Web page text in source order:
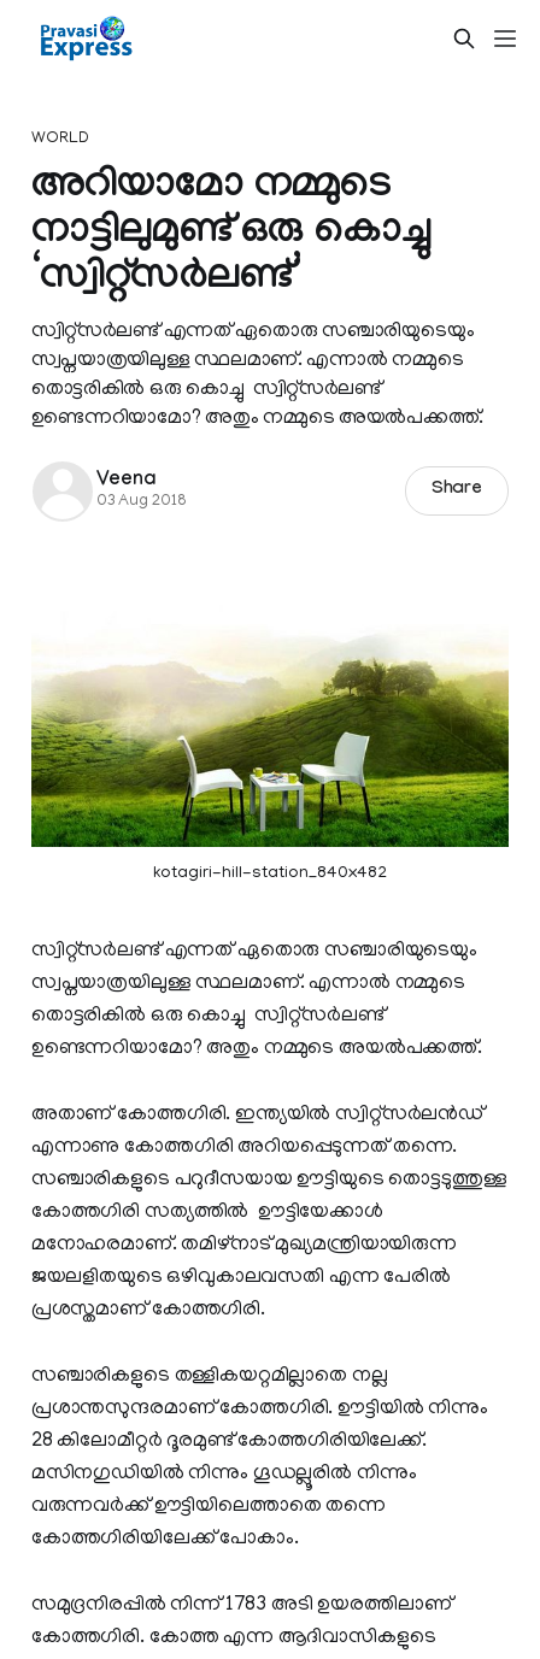
WORLD
അറിയാമോ നമ്മുടെ
നാട്ടിലുമുണ്ട് ഒരു കൊച്ചു
‘സ്വിറ്റ്സർലണ്ട്’
സ്വിറ്റ്സർലണ്ട് എന്നത് ഏതൊരു സഞ്ചാരിയുടെയും
സ്വപ്നയാത്രയിലുള്ള സ്ഥലമാണ്. എന്നാല്‍ നമ്മുടെ
തൊട്ടരികില്‍ ഒരു കൊച്ചു സ്വിറ്റ്സർലണ്ട്
ഉണ്ടെന്നറിയാമോ? അതും നമ്മുടെ അയല്‍പക്കത്ത്.
Veena
03 Aug 2018
Share
kotagiri-hill-station_840x482
സ്വിറ്റ്സർലണ്ട് എന്നത് ഏതൊരു സഞ്ചാരിയുടെയും
സ്വപ്നയാത്രയിലുള്ള സ്ഥലമാണ്. എന്നാല്‍ നമ്മുടെ
തൊട്ടരികില്‍ ഒരു കൊച്ചു സ്വിറ്റ്സർലണ്ട്
ഉണ്ടെന്നറിയാമോ? അതും നമ്മുടെ അയല്‍പക്കത്ത്.
അതാണ്‌ കോത്തഗിരി. ഇന്ത്യയിൽ സ്വിറ്റ്‌സർലൻഡ്
എന്നാണു കോത്തഗിരി അറിയപ്പെടുന്നത് തന്നെ.
സഞ്ചാരികളുടെ പറുദീസയായ ഊട്ടിയുടെ തൊട്ടടുത്തുള്ള
കോത്തഗിരി സത്യത്തില്‍ ഊട്ടിയേക്കാള്‍
മനോഹരമാണ്. തമിഴ്നാട് മുഖ്യമന്ത്രിയായിരുന്ന
ജയലളിതയുടെ ഒഴിവുകാലവസതി എന്ന പേരില്‍
പ്രശസ്തമാണ് കോത്തഗിരി.
സഞ്ചാരികളുടെ തള്ളികയറ്റമില്ലാതെ നല്ല
പ്രശാന്തസുന്ദരമാണ് കോത്തഗിരി. ഊട്ടിയില്‍ നിന്നും
28 കിലോമീറ്റര്‍ ദൂരമുണ്ട് കോത്തഗിരിയിലേക്ക്.
മസിനഗുഡിയില്‍ നിന്നും ഗൂഡല്ലൂരില്‍ നിന്നും
വരുന്നവര്‍ക്ക് ഊട്ടിയിലെത്താതെ തന്നെ
കോത്തഗിരിയിലേക്ക് പോകാം.
സമുദ്രനിരപ്പില്‍ നിന്ന് 1783 അടി ഉയരത്തിലാണ്
കോത്തഗിരി. കോത്ത എന്ന ആദിവാസികളുടെ